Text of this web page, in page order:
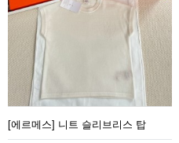
[에르메스] 니트 슬리브리스 탑